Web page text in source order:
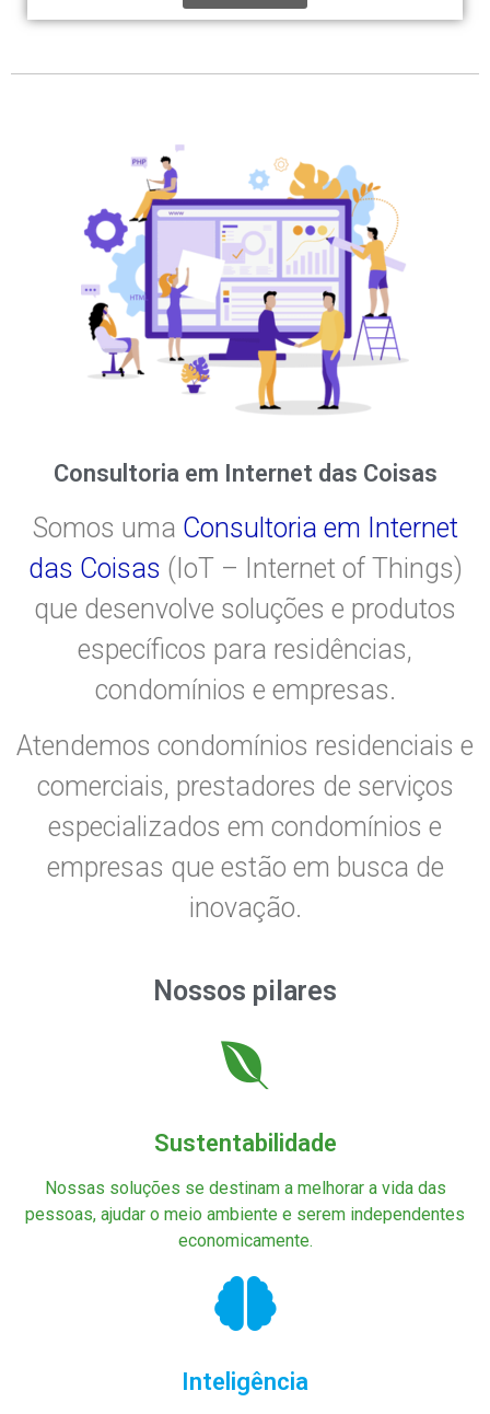
Consultoria em Internet das Coisas
Somos uma Consultoria em Internet
das Coisas (IoT – Internet of Things)
que desenvolve soluções e produtos
específicos para residências,
condomínios e empresas.
Atendemos condomínios residenciais e
comerciais, prestadores de serviços
especializados em condomínios e
empresas que estão em busca de
inovação.
Nossos pilares
Sustentabilidade
Nossas soluções se destinam a melhorar a vida das
pessoas, ajudar o meio ambiente e serem independentes
economicamente.
Inteligência